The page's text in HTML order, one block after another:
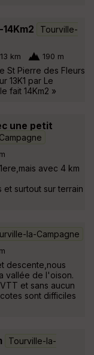
Tourville-
13 km 190 m
St Pierre des Fleurs
13K1 par Le
fait 14Km2 »
une petit
avec 4 km
et surtout sur terrain
la-Campagne
descente,nous
vallée de l'oison.
et sans aucun
sont difficiles
Tourville-la-